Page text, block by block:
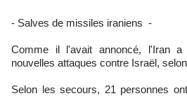
- Salves de missiles iraniens -
Comme il l'avait annoncé, l'Iran
nouvelles attaques contre Israël,
Selon les secours, 21 personnes